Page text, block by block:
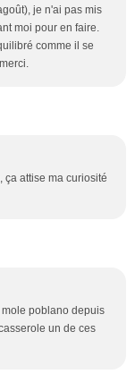
je n'ai pas mis
moi pour en faire.
comme il se
ça attise ma curiosité
poblano depuis
un de ces